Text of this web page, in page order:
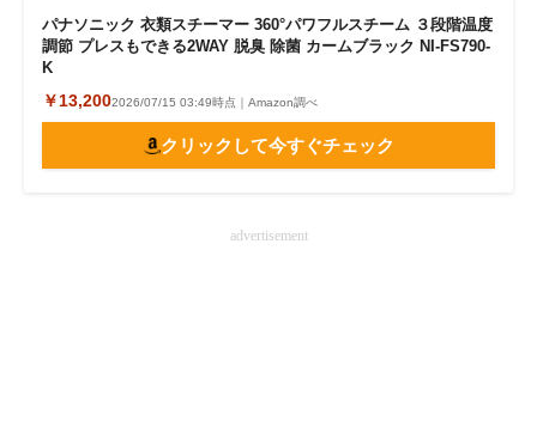
パナソニック 衣類スチーマー 360°パワフルスチーム ３段階温度
調節 プレスもできる2WAY 脱臭 除菌 カームブラック NI-FS790-
K
￥13,2002026/07/15 03:49時点｜Amazon調べ
クリックして今すぐチェック
advertisement